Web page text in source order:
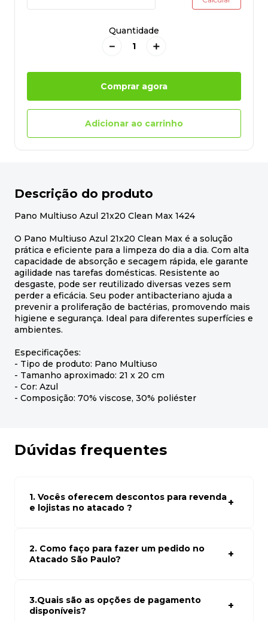
Quantidade
＋
－
Comprar agora
Adicionar ao carrinho
Descrição do produto
Pano Multiuso Azul 21x20 Clean Max 1424
O Pano Multiuso Azul 21x20 Clean Max é a solução
prática e eficiente para a limpeza do dia a dia. Com alta
capacidade de absorção e secagem rápida, ele garante
agilidade nas tarefas domésticas. Resistente ao
desgaste, pode ser reutilizado diversas vezes sem
perder a eficácia. Seu poder antibacteriano ajuda a
prevenir a proliferação de bactérias, promovendo mais
higiene e segurança. Ideal para diferentes superfícies e
ambientes.
Especificações:
- Tipo de produto: Pano Multiuso
- Tamanho aproximado: 21 x 20 cm
- Cor: Azul
- Composição: 70% viscose, 30% poliéster
Dúvidas frequentes
1. Vocês oferecem descontos para revenda
e lojistas no atacado ?
atacado empresas e compre com os melhores preços
para seu modelo de negócio
2. Como faço para fazer um pedido no
Atacado São Paulo?
carrinho. Em seguida, siga as instruções para finalizar a
compra. Se precisar de ajuda, nossa equipe de suporte
está à disposição para auxiliá-lo.
3.Quais são as opções de pagamento
disponíveis?